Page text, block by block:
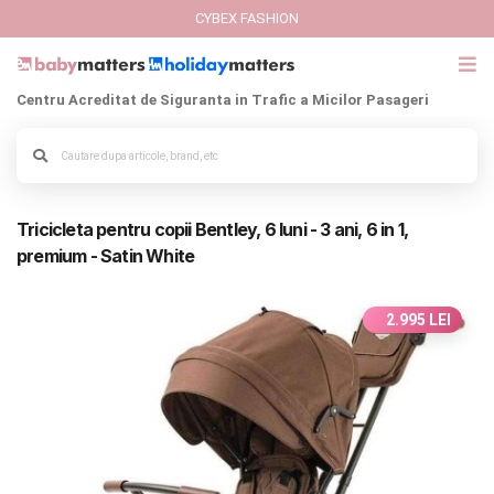
Italbaby Collections
CARUCIOARE COPII
SCAUNE AUTO
CYBEX FASHION
Centru Acreditat de Siguranta in Trafic a Micilor Pasageri
Tricicleta pentru copii Bentley, 6 luni - 3 ani, 6 in 1,
premium - Satin White
2.995 LEI
Alege culoarea cadrului